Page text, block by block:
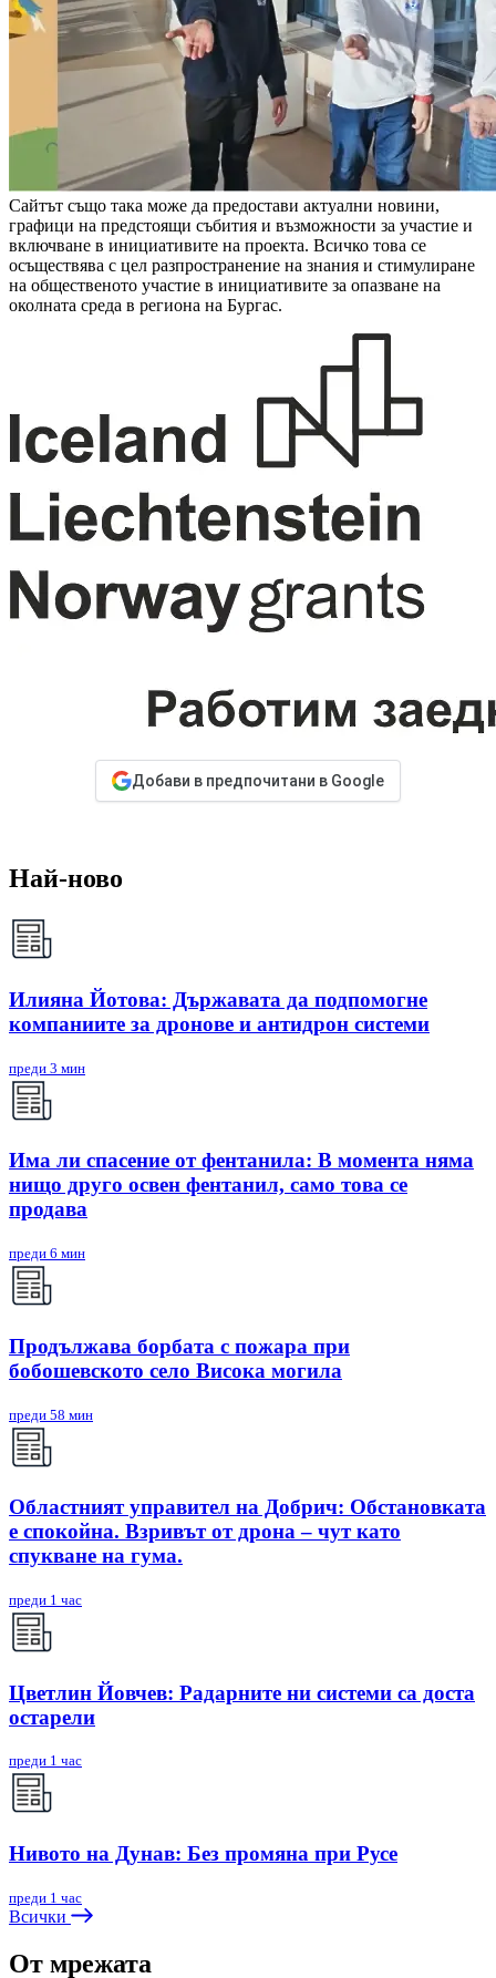
Сайтът също така може да предостави актуални новини,
графици на предстоящи събития и възможности за участие и
включване в инициативите на проекта. Всичко това се
осъществява с цел разпространение на знания и стимулиране
на общественото участие в инициативите за опазване на
околната среда в региона на Бургас.
Добави в предпочитани в Google
Най-ново
Илияна Йотова: Държавата да подпомогне
компаниите за дронове и антидрон системи
преди 3 мин
Има ли спасение от фентанила: В момента няма
нищо друго освен фентанил, само това се
продава
преди 6 мин
Продължава борбата с пожара при
бобошевското село Висока могила
преди 58 мин
Областният управител на Добрич: Обстановката
е спокойна. Взривът от дрона – чут като
спукване на гума.
преди 1 час
Цветлин Йовчев: Радарните ни системи са доста
остарели
преди 1 час
Нивото на Дунав: Без промяна при Русе
преди 1 час
Всички
От мрежата